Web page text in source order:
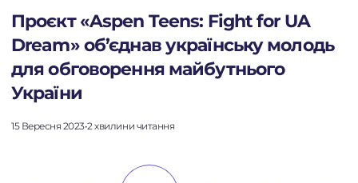
Проєкт «Aspen Teens: Fight for UA
Dream» об’єднав українську молодь
для обговорення майбутнього
України
15 Вересня 2023•2 хвилини читання